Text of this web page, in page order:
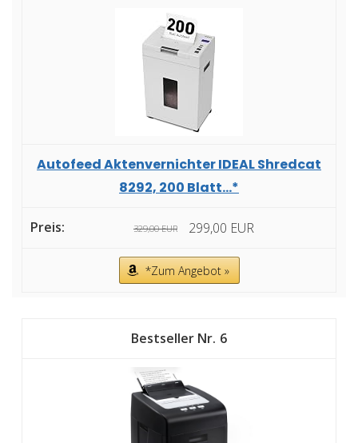
Autofeed Aktenvernichter IDEAL Shredcat
8292, 200 Blatt...*
329,00 EUR 299,00 EUR
*Zum Angebot »
6